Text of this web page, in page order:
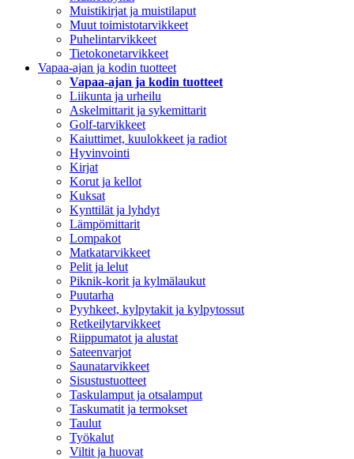
Muistikirjat ja muistilaput
Muut toimistotarvikkeet
Puhelintarvikkeet
Tietokonetarvikkeet
Vapaa-ajan ja kodin tuotteet
Vapaa-ajan ja kodin tuotteet
Liikunta ja urheilu
Askelmittarit ja sykemittarit
Golf-tarvikkeet
Kaiuttimet, kuulokkeet ja radiot
Hyvinvointi
Kirjat
Korut ja kellot
Kuksat
Kynttilät ja lyhdyt
Lämpömittarit
Lompakot
Matkatarvikkeet
Pelit ja lelut
Piknik-korit ja kylmälaukut
Puutarha
Pyyhkeet, kylpytakit ja kylpytossut
Retkeilytarvikkeet
Riippumatot ja alustat
Sateenvarjot
Saunatarvikkeet
Sisustustuotteet
Taskulamput ja otsalamput
Taskumatit ja termokset
Taulut
Työkalut
Viltit ja huovat